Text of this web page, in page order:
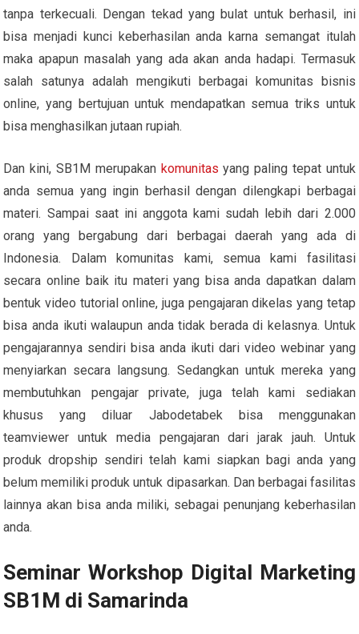
tanpa terkecuali. Dengan tekad yang bulat untuk berhasil, ini
bisa menjadi kunci keberhasilan anda karna semangat itulah
maka apapun masalah yang ada akan anda hadapi. Termasuk
salah satunya adalah mengikuti berbagai komunitas bisnis
online, yang bertujuan untuk mendapatkan semua triks untuk
bisa menghasilkan jutaan rupiah.
Dan kini, SB1M merupakan komunitas yang paling tepat untuk
anda semua yang ingin berhasil dengan dilengkapi berbagai
materi. Sampai saat ini anggota kami sudah lebih dari 2.000
orang yang bergabung dari berbagai daerah yang ada di
Indonesia. Dalam komunitas kami, semua kami fasilitasi
secara online baik itu materi yang bisa anda dapatkan dalam
bentuk video tutorial online, juga pengajaran dikelas yang tetap
bisa anda ikuti walaupun anda tidak berada di kelasnya. Untuk
pengajarannya sendiri bisa anda ikuti dari video webinar yang
menyiarkan secara langsung. Sedangkan untuk mereka yang
membutuhkan pengajar private, juga telah kami sediakan
khusus yang diluar Jabodetabek bisa menggunakan
teamviewer untuk media pengajaran dari jarak jauh. Untuk
produk dropship sendiri telah kami siapkan bagi anda yang
belum memiliki produk untuk dipasarkan. Dan berbagai fasilitas
lainnya akan bisa anda miliki, sebagai penunjang keberhasilan
anda.
Seminar Workshop Digital Marketing
SB1M di Samarinda